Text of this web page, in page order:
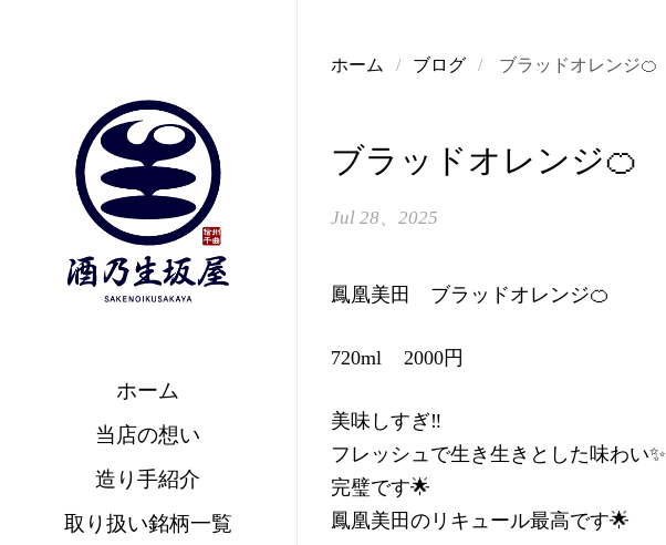
ホーム
当店の想い
造り手紹介
取り扱い銘柄一覧
ホーム / ブログ / ブラッドオレンジ🍊
ブラッドオレンジ🍊
Jul 28、2025
鳳凰美田 ブラッドオレンジ🍊
720ml 2000円
美味しすぎ‼️
フレッシュで生き生きとした味わい✨
完璧です🌟
鳳凰美田のリキュール最高です🌟